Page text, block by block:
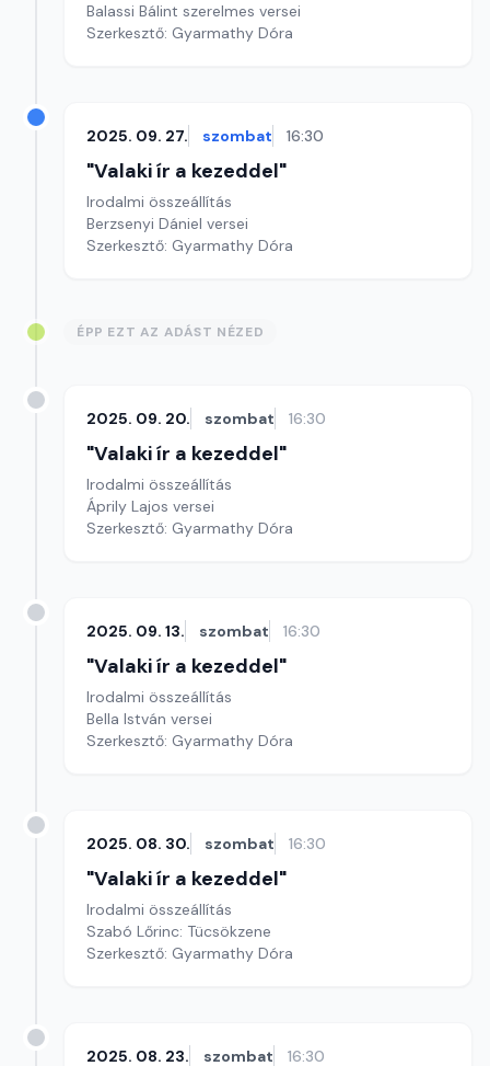
Balassi Bálint szerelmes versei
Szerkesztő: Gyarmathy Dóra
2025. 09. 27. szombat 16:30
"Valaki ír a kezeddel"
Irodalmi összeállítás
Berzsenyi Dániel versei
Szerkesztő: Gyarmathy Dóra
ÉPP EZT AZ ADÁST NÉZED
2025. 09. 20. szombat 16:30
"Valaki ír a kezeddel"
Irodalmi összeállítás
Áprily Lajos versei
Szerkesztő: Gyarmathy Dóra
2025. 09. 13. szombat 16:30
"Valaki ír a kezeddel"
Irodalmi összeállítás
Bella István versei
Szerkesztő: Gyarmathy Dóra
2025. 08. 30. szombat 16:30
"Valaki ír a kezeddel"
Irodalmi összeállítás
Szabó Lőrinc: Tücsökzene
Szerkesztő: Gyarmathy Dóra
2025. 08. 23. szombat 16:30